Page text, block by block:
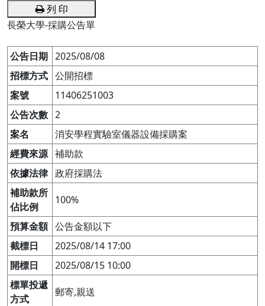
列 印
長榮大學-採購公告單
公告日期 2025/08/08
招標方式 公開招標
案號
11406251003
公告次數 2
案名
消安學程實驗室儀器設備採購案
經費來源 補助款
依據法律 政府採購法
補助款所
佔比例
100%
預算金額 公告金額以下
截標日
2025/08/14 17:00
開標日
2025/08/15 10:00
標單投遞
方式
郵寄,親送